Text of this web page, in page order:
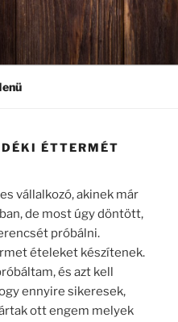
ÉTTERMÉT
vállalkozó, akinek már
de most úgy döntött,
próbálni.
ételeket készítenek.
és azt kell
ennyire sikeresek,
ott engem melyek